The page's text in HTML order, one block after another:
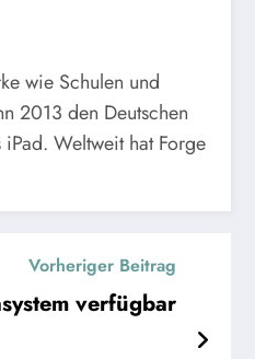
wie Schulen und
2013 den Deutschen
Weltweit hat Forge
Vorheriger Beitrag
verfügbar